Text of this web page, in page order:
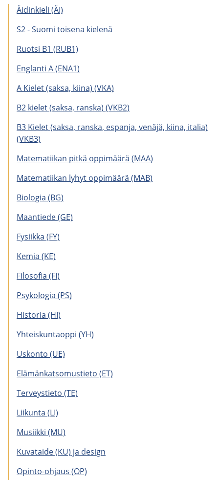
Äi­din­kie­li (ÄI)
S2 - Suomi toi­se­na kie­le­nä
Ruot­si B1 (RUB1)
Englan­ti A (ENA1)
A Kie­let (saksa, kiina) (VKA)
B2 kie­let (saksa, rans­ka) (VKB2)
B3 Kie­let (saksa, rans­ka, es­pan­ja, ve­nä­jä, kiina, ita­lia)
(VKB3)
Ma­te­ma­tii­kan pitkä op­pi­mää­rä (MAA)
Ma­te­ma­tii­kan lyhyt op­pi­mää­rä (MAB)
Bio­lo­gia (BG)
Maan­tie­de (GE)
Fy­siik­ka (FY)
Kemia (KE)
Fi­lo­so­fia (FI)
Psy­ko­lo­gia (PS)
His­to­ria (HI)
Yh­teis­kun­taop­pi (YH)
Us­kon­to (UE)
Elä­män­kat­so­mus­tie­to (ET)
Ter­veys­tie­to (TE)
Lii­kun­ta (LI)
Musiik­ki (MU)
Ku­va­tai­de (KU) ja de­sign
Opinto-​ohjaus (OP)